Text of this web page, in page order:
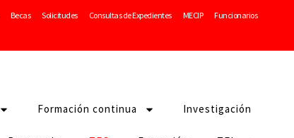
Becas Solicitudes Consultas de Expedientes MECIP
Funcionarios
Formación continua Investigación